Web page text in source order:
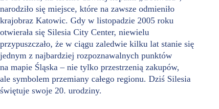
narodziło się miejsce, które na zawsze odmieniło
krajobraz Katowic. Gdy w listopadzie 2005 roku
otwierała się Silesia City Center, niewielu
przypuszczało, że w ciągu zaledwie kilku lat stanie się
jednym z najbardziej rozpoznawalnych punktów
na mapie Śląska – nie tylko przestrzenią zakupów,
ale symbolem przemiany całego regionu. Dziś Silesia
świętuje swoje 20. urodziny.